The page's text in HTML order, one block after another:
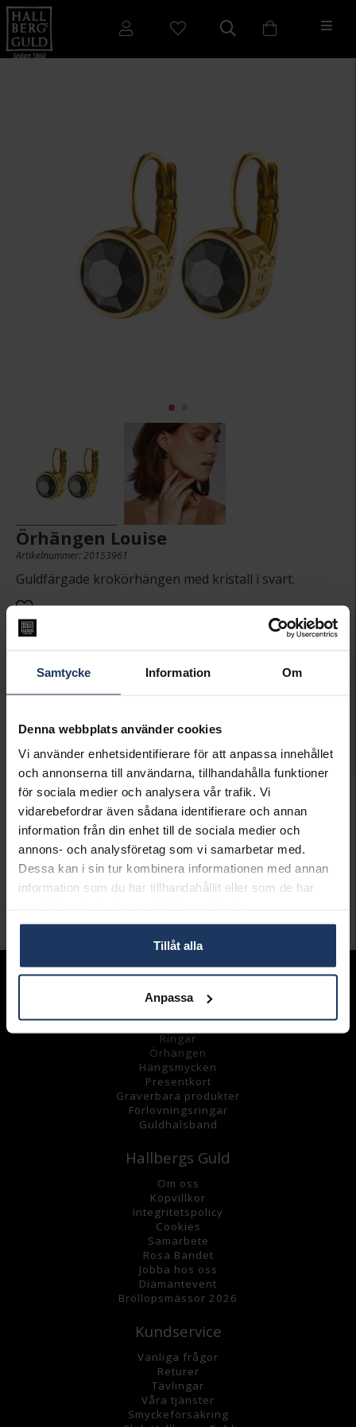
Samtycke Information Om
Denna webbplats använder cookies
Vi använder enhetsidentifierare för att anpassa innehållet
och annonserna till användarna, tillhandahålla funktioner
för sociala medier och analysera vår trafik. Vi
vidarebefordrar även sådana identifierare och annan
information från din enhet till de sociala medier och
annons- och analysföretag som vi samarbetar med.
Dessa kan i sin tur kombinera informationen med annan
information som du har tillhandahållit eller som de har
Tillåt alla
Anpassa
Örhängen Louise
Artikelnummer: 20153961
Guldfärgade krokörhängen med kristall i svart.
449:-
LÄGG I VARUKORGEN
Lagervara.
Leveranstid 2-5 arbetsdagar.
Öppet köp i 30 dagar vid onlineköp.
INFO
VARUMÄRKE Dyrberg/Kern
Andra köpte även
Halsband
Ringar
Örhängen
Hängsmycken
Presentkort
Graverbara produkter
Förlovningsringar
Guldhalsband
Hallbergs Guld
Om oss
Köpvillkor
Integritetspolicy
Cookies
Samarbete
Rosa Bandet
Jobba hos oss
Diamantevent
Bröllopsmässor 2026
Kundservice
Vanliga frågor
Returer
Tävlingar
Våra tjänster
Smyckeförsäkring